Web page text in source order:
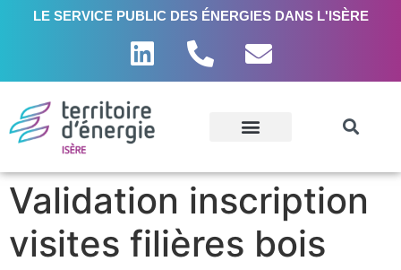
LE SERVICE PUBLIC DES ÉNERGIES DANS L'ISÈRE
Validation inscription
visites filières bois